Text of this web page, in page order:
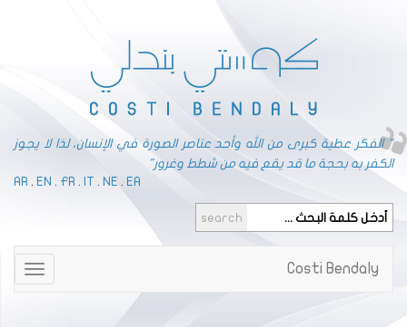
" الفكر عطية كبرى من الله وأحد عناصر الصورة في الإنسان، لذا لا يجوز
الكفر به بحجة ما قد يقع فيه من شطط وغرور"
AR . EN . FR . IT . NE . EA
Costi Bendaly